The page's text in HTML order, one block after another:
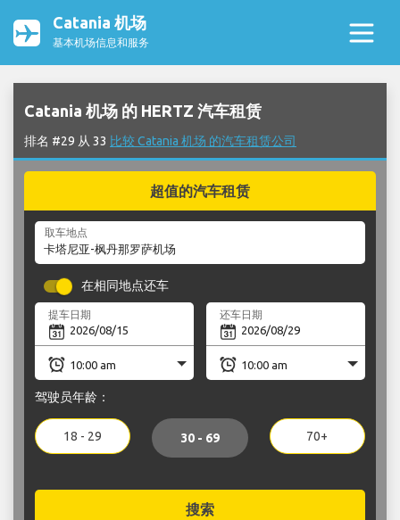
Catania 机场
基本机场信息和服务
Catania 机场 的 HERTZ 汽车租赁
排名 #29 从 33 比较 Catania 机场 的汽车租赁公司
超值的汽车租赁
取车地点
在相同地点还车
提车日期 还车日期
驾驶员年龄：
18 - 29 30 - 69 70+
搜索